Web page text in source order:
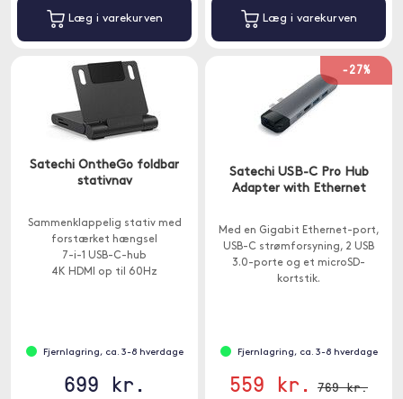
Læg i varekurven Læg i varekurven
Satechi OntheGo foldbar
stativnav
Sammenklappelig stativ med
forstærket hængsel
7-i-1 USB-C-hub
4K HDMI op til 60Hz
Fjernlagring, ca. 3-8 hverdage
699 kr.
-27%
Satechi USB-C Pro Hub
Adapter with Ethernet
Med en Gigabit Ethernet-port,
USB-C strømforsyning, 2 USB
3.0-porte og et microSD-
kortstik.
Fjernlagring, ca. 3-8 hverdage
559 kr. 769 kr.